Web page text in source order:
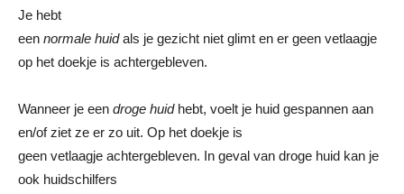
Je hebt
een normale huidals je gezicht niet glimt en er geen vetlaagje
op het doekje is achtergebleven.
Wanneer je een droge huidhebt, voelt je huid gespannen aan
en/of ziet ze er zo uit. Op het doekje is
geen vetlaagje achtergebleven. In geval van droge huid kan je
ook huidschilfers